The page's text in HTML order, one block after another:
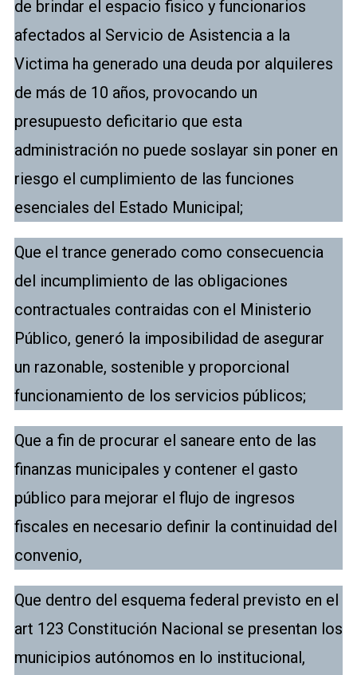
de brindar el espacio fisico y funcionarios
afectados al Servicio de Asistencia a la
Victima ha generado una deuda por alquileres
de más de 10 años, provocando un
presupuesto deficitario que esta
administración no puede soslayar sin poner en
riesgo el cumplimiento de las funciones
esenciales del Estado Municipal;
Que el trance generado como consecuencia
del incumplimiento de las obligaciones
contractuales contraidas con el Ministerio
Público, generó la imposibilidad de asegurar
un razonable, sostenible y proporcional
funcionamiento de los servicios públicos;
Que a fin de procurar el saneare ento de las
finanzas municipales y contener el gasto
público para mejorar el flujo de ingresos
fiscales en necesario definir la continuidad del
convenio,
Que dentro del esquema federal previsto en el
art 123 Constitución Nacional se presentan los
municipios autónomos en lo institucional,